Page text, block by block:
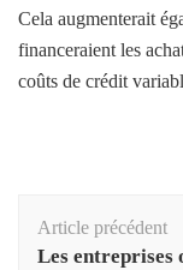
Cela augmenterait
financeraient les
coûts de crédit
d'article
Article précédent
Les entreprises